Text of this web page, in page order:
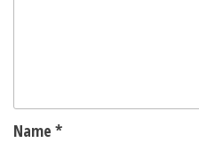
Name *